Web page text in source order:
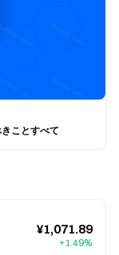
ことすべて
¥1,071.89
+1.49%